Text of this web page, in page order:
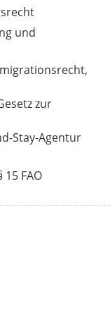
und
zur
Stay-Agentur
FAO